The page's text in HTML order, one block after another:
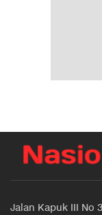
Jalan Kapuk III No